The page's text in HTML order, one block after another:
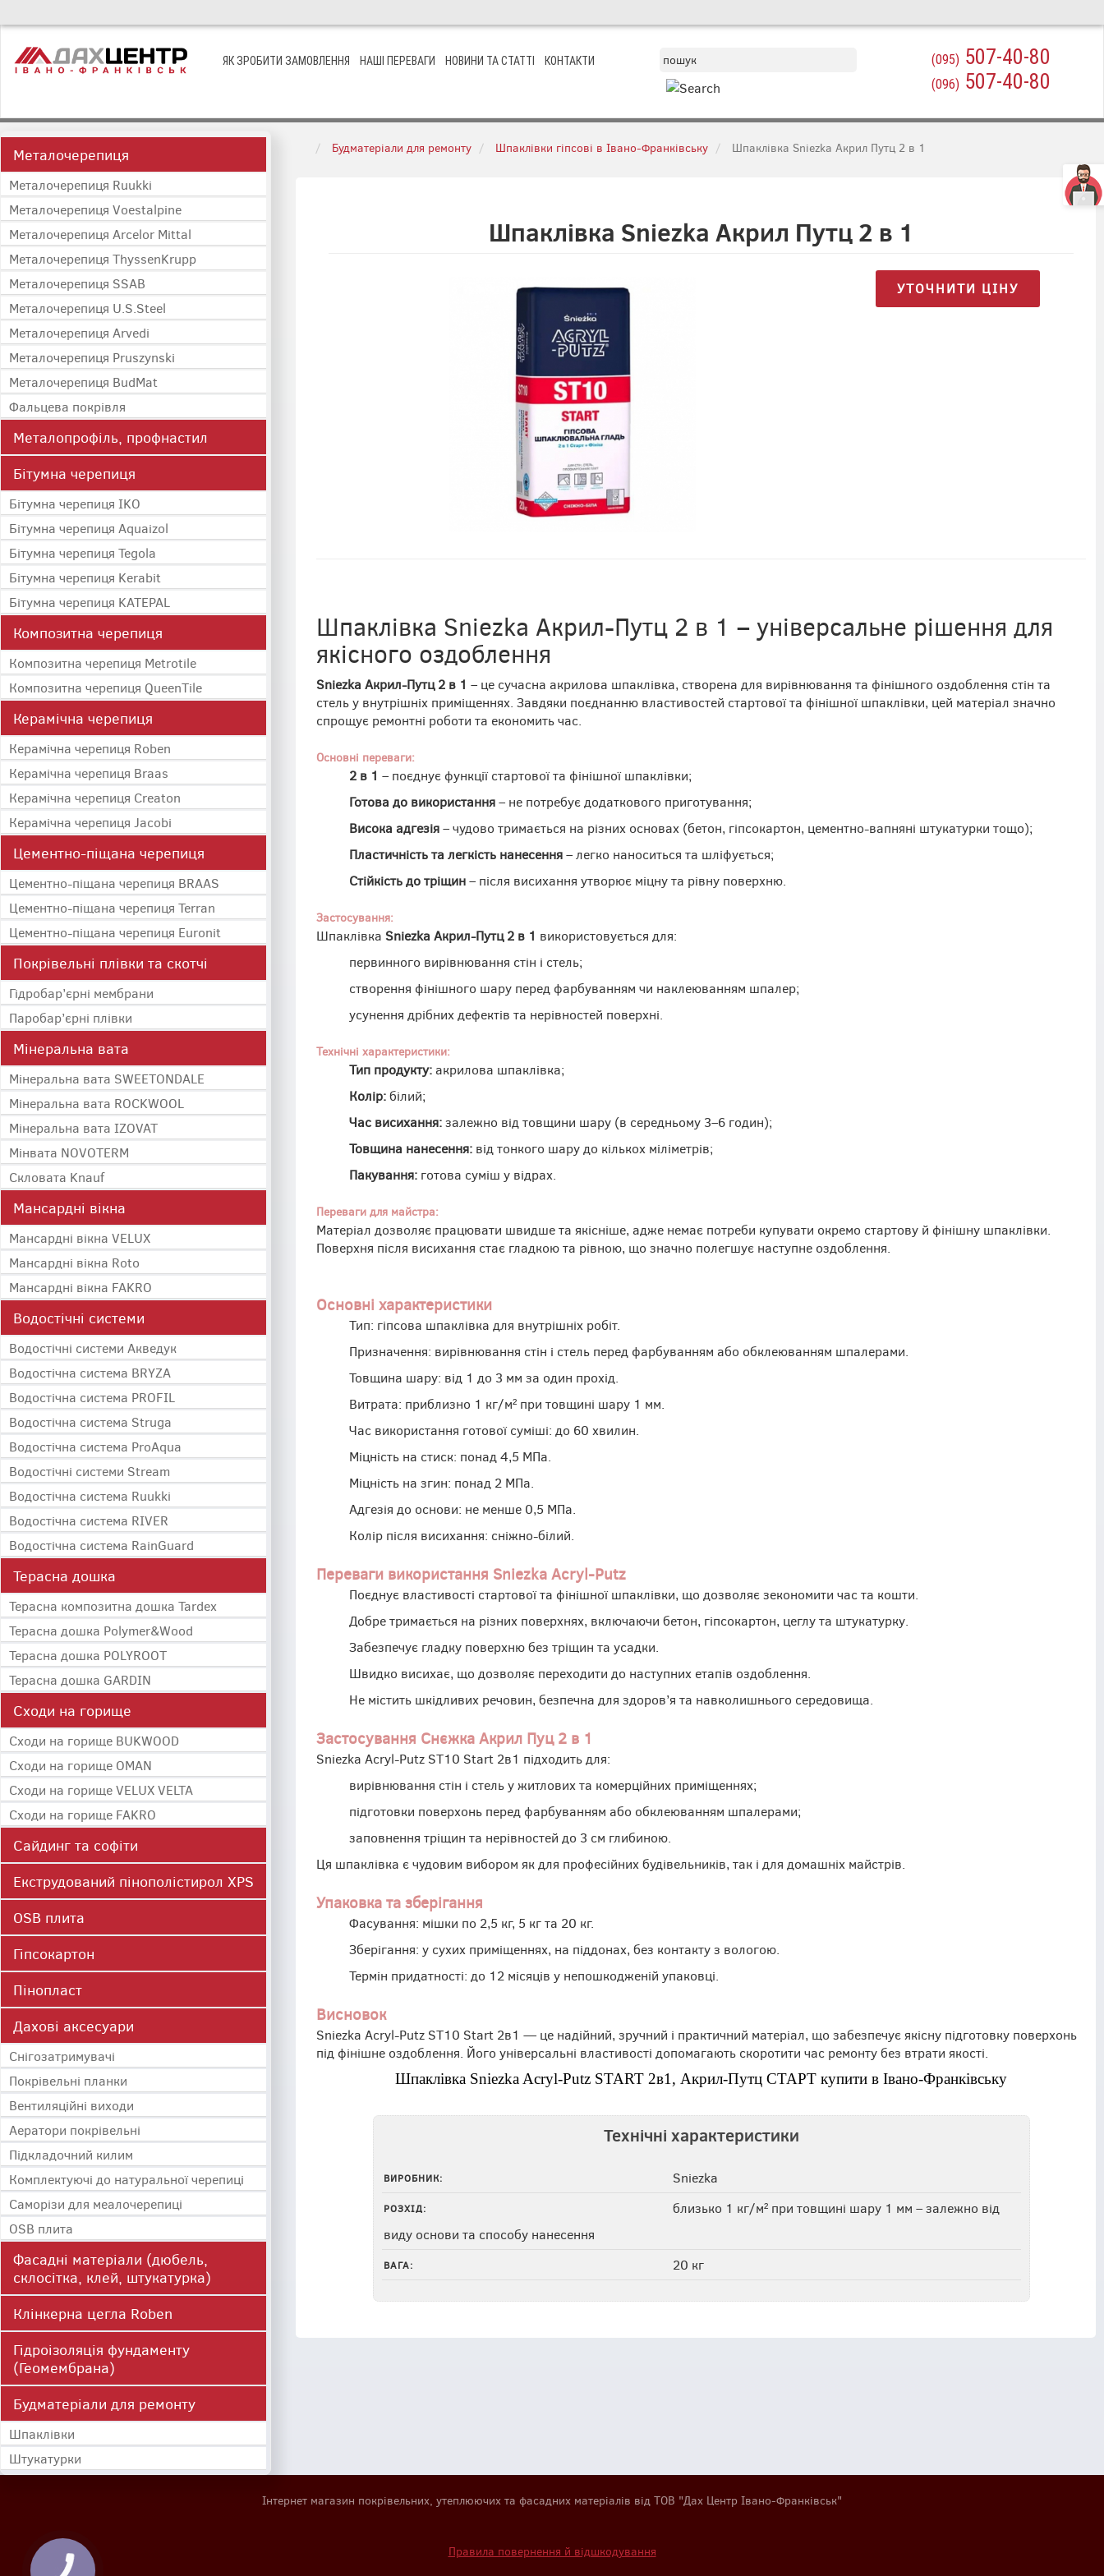
ЯК ЗРОБИТИ ЗАМОВЛЕННЯ НАШІ ПЕРЕВАГИ НОВИНИ ТА СТАТТІ КОНТАКТИ (095) 507-40-80
(096) 507-40-80
Металочерепиця
Металочерепиця Ruukki
Металочерепиця Voestalpine
Металочерепиця Arcelor Mittal
Металочерепиця ThyssenKrupp
Металочерепиця SSAB
Металочерепиця U.S.Steel
Металочерепиця Arvedi
Металочерепиця Pruszynski
Металочерепиця BudMat
Фальцева покрівля
Металопрофіль, профнастил
Бітумна черепиця
Бітумна черепиця IKO
Бітумна черепиця Aquaizol
Бітумна черепиця Tegola
Бітумна черепиця Kerabit
Бітумна черепиця KATEPAL
Композитна черепиця
Композитна черепиця Metrotile
Композитна черепиця QueenTile
Керамічна черепиця
Керамічна черепиця Roben
Керамічна черепиця Braas
Керамічна черепиця Creaton
Керамічна черепиця Jacobi
Цементно-піщана черепиця
Цементно-піщана черепиця BRAAS
Цементно-піщана черепиця Terran
Цементно-піщана черепиця Euronit
Покрівельні плівки та скотчі
Гідробар’єрні мембрани
Паробар’єрні плівки
Мінеральна вата
Мінеральна вата SWEETONDALE
Мінеральна вата ROCKWOOL
Мінеральна вата IZOVAT
Мінвата NOVOTERM
Скловата Knauf
Мансардні вікна
Мансардні вікна VELUX
Мансардні вікна Roto
Мансардні вікна FAKRO
Водостічні системи
Водостічні системи Акведук
Водостічна система BRYZA
Водостічна система PROFIL
Водостічна система Struga
Водостічна система ProAqua
Водостічні системи Stream
Водостічна система Ruukki
Водостічна система RIVER
Водостічна система RainGuard
Терасна дошка
Терасна композитна дошка Tardex
Терасна дошка Polymer&Wood
Терасна дошка POLYROOT
Терасна дошка GARDIN
Сходи на горище
Сходи на горище BUKWOOD
Сходи на горище OMAN
Сходи на горище VELUX VELTA
Сходи на горище FAKRO
Сайдинг та софіти
Екструдований пінополістирол XPS
OSB плита
Гіпсокартон
Пінопласт
Дахові аксесуари
Cнігозатримувачі
Покрівельні планки
Вентиляційні виходи
Аератори покрівельні
Підкладочний килим
Комплектуючі до натуральної черепиці
Саморізи для меалочерепиці
OSB плита
Фасадні матеріали (дюбель,
склосітка, клей, штукатурка)
Клінкерна цегла Roben
Гідроізоляція фундаменту
(Геомембрана)
Будматеріали для ремонту
Шпаклівки
Штукатурки
Будматеріали для ремонту Шпаклівки гіпсові в Івано-Франківську Шпаклівка Sniezka Акрил Путц 2 в 1
Шпаклівка Sniezka Акрил Путц 2 в 1
УТОЧНИТИ ЦІНУ
Шпаклівка Sniezka Акрил-Путц 2 в 1 – універсальне рішення для
якісного оздоблення
Sniezka Акрил-Путц 2 в 1 – це сучасна акрилова шпаклівка, створена для вирівнювання та фінішного оздоблення стін та
стель у внутрішніх приміщеннях. Завдяки поєднанню властивостей стартової та фінішної шпаклівки, цей матеріал значно
спрощує ремонтні роботи та економить час.
Основні переваги:
2 в 1 – поєднує функції стартової та фінішної шпаклівки;
Готова до використання– не потребує додаткового приготування;
Висока адгезія– чудово тримається на різних основах (бетон, гіпсокартон, цементно-вапняні штукатурки тощо);
Пластичність та легкість нанесення– легко наноситься та шліфується;
Стійкість до тріщин– після висихання утворює міцну та рівну поверхню.
Застосування:
Шпаклівка Sniezka Акрил-Путц 2 в 1 використовується для:
первинного вирівнювання стін і стель;
створення фінішного шару перед фарбуванням чи наклеюванням шпалер;
усунення дрібних дефектів та нерівностей поверхні.
Технічні характеристики:
Тип продукту: акрилова шпаклівка;
Колір:білий;
Час висихання:залежно від товщини шару (в середньому 3–6 годин);
Товщина нанесення: від тонкого шару до кількох міліметрів;
Пакування: готова суміш у відрах.
Переваги для майстра:
Матеріал дозволяє працювати швидше та якісніше, адже немає потреби купувати окремо стартову й фінішну шпаклівки.
Поверхня після висихання стає гладкою та рівною, що значно полегшує наступне оздоблення.
Основні характеристики
Тип: гіпсова шпаклівка для внутрішніх робіт.
Призначення: вирівнювання стін і стель перед фарбуванням або обклеюванням шпалерами.
Товщина шару: від 1 до 3 мм за один прохід.
Витрата: приблизно 1 кг/м² при товщині шару 1 мм.
Час використання готової суміші: до 60 хвилин.
Міцність на стиск: понад 4,5 МПа.
Міцність на згин: понад 2 МПа.
Адгезія до основи: не менше 0,5 МПа.
Колір після висихання: сніжно-білий.
Переваги використання Sniezka Acryl-Putz
Поєднує властивості стартової та фінішної шпаклівки, що дозволяє зекономити час та кошти.
Добре тримається на різних поверхнях, включаючи бетон, гіпсокартон, цеглу та штукатурку.
Забезпечує гладку поверхню без тріщин та усадки.
Швидко висихає, що дозволяє переходити до наступних етапів оздоблення.
Не містить шкідливих речовин, безпечна для здоров’я та навколишнього середовища.
Застосування Снєжка Акрил Пуц 2 в 1
Sniezka Acryl-Putz ST10 Start 2в1 підходить для:
вирівнювання стін і стель у житлових та комерційних приміщеннях;
підготовки поверхонь перед фарбуванням або обклеюванням шпалерами;
заповнення тріщин та нерівностей до 3 см глибиною.
Ця шпаклівка є чудовим вибором як для професійних будівельників, так і для домашніх майстрів.
Упаковка та зберігання
Фасування: мішки по 2,5 кг, 5 кг та 20 кг.
Зберігання: у сухих приміщеннях, на піддонах, без контакту з вологою.
Термін придатності: до 12 місяців у непошкодженій упаковці.
Висновок
Sniezka Acryl-Putz ST10 Start 2в1 — це надійний, зручний і практичний матеріал, що забезпечує якісну підготовку поверхонь
під фінішне оздоблення. Його універсальні властивості допомагають скоротити час ремонту без втрати якості.
Шпаклівка Sniezka Acryl-Putz START 2в1, Акрил-Путц СТАРТ купити в Івано-Франківську
Технічні характеристики
ВИРОБНИК: Sniezka
РОЗХІД:
близько 1 кг/м² при товщині шару 1 мм – залежно від
виду основи та способу нанесення
ВАГА: 20 кг
Інтернет магазин покрівельних, утеплюючих та фасадних матеріалів від ТОВ "Дах Центр Івано-Франківськ"
Правила повернення й відшкодування